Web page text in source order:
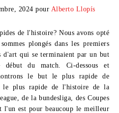
2024 pour Alberto Llopís
de l'histoire?Nous avons opté
plongés dans les premiers
d'art qui se terminaient par un but
du match. Ci-dessous et
le but le plus rapide de
plus rapide de l'histoire de la
de la bundesliga, des Coupes
l'un est pour beaucoup le meilleur